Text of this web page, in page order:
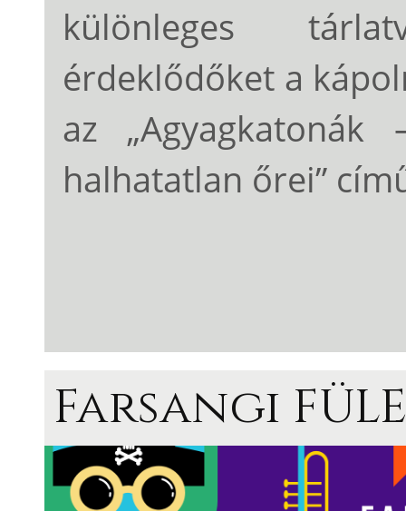
különleges
érdeklődőket a
az
halhatatlan őrei”
Farsangi